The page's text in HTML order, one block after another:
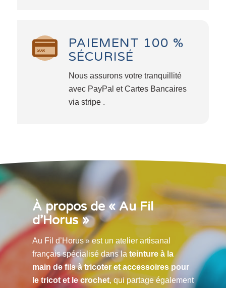
PAIEMENT 100 %
SÉCURISÉ
Nous assurons votre tranquillité
avec PayPal et Cartes Bancaires
via stripe .
À propos de « Au Fil
d’Horus »
Au Fil d’Horus » est un atelier artisanal
français spécialisé dans la teinture à la
main de fils à tricoter et accessoires pour
le tricot et le crochet, qui partage également